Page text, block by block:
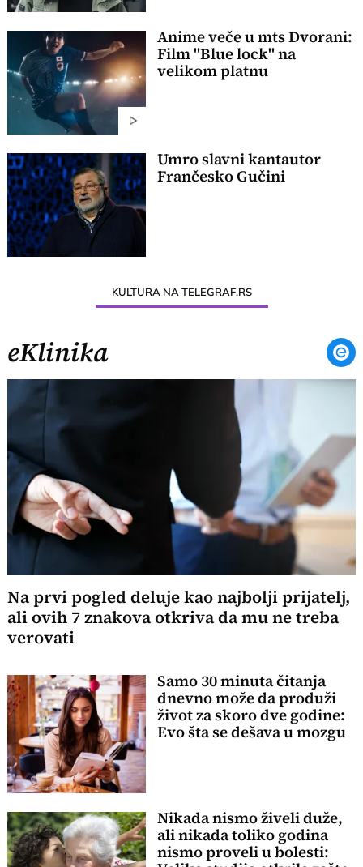
Anime veče u mts Dvorani:
Film "Blue lock" na
velikom platnu
Umro slavni kantautor
Frančesko Gučini
KULTURA NA TELEGRAF.RS
eKlinika
Na prvi pogled deluje kao najbolji prijatelj,
ali ovih 7 znakova otkriva da mu ne treba
verovati
Samo 30 minuta čitanja
dnevno može da produži
život za skoro dve godine:
Evo šta se dešava u mozgu
Nikada nismo živeli duže,
ali nikada toliko godina
nismo proveli u bolesti: